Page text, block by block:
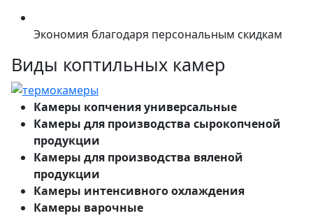
Экономия благодаря персональным скидкам
Виды коптильных камер
Камеры копчения универсальные
Камеры для производства сырокопченой
продукции
Камеры для производства вяленой
продукции
Камеры интенсивного охлаждения
Камеры варочные